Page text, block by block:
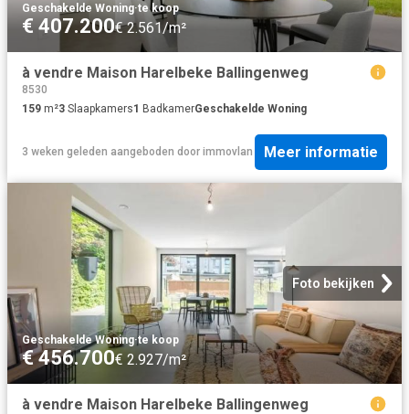
Geschakelde Woning·te koop
€ 407.200€ 2.561/m²
à vendre Maison Harelbeke Ballingenweg
8530
159 m²3 Slaapkamers1 BadkamerGeschakelde Woning
3 weken geleden aangeboden door immovlan Meer informatie
Foto bekijken
Geschakelde Woning·te koop
€ 456.700€ 2.927/m²
à vendre Maison Harelbeke Ballingenweg